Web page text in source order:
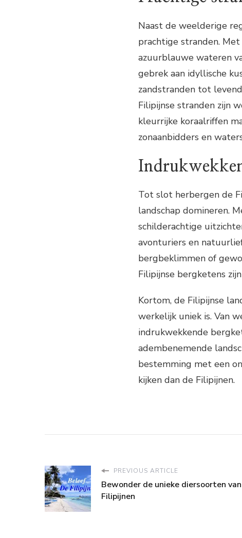
Naast de weelderige
prachtige stranden.
azuurblauwe wateren
gebrek aan idyllische
zandstranden tot
Filipijnse stranden zijn
kleurrijke koraalriffen
zonaanbidders en
Tot slot herbergen de
landschap domineren.
schilderachtige
avonturiers en
bergbeklimmen of
Filipijnse bergketens
Kortom, de Filipijnse
werkelijk uniek is. Van
indrukwekkende
adembenemende
bestemming met een
kijken dan de Filipijnen.
PREVIOUS ARTICLE
Bewonder de unieke diersoorten
Filipijnen